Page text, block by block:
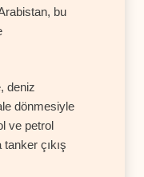
bu
deniz
dönmesiyle
ve petrol
çıkış